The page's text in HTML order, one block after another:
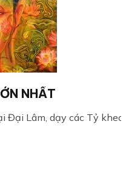
NHẤT
Đại Lâm, dạy các Tỷ